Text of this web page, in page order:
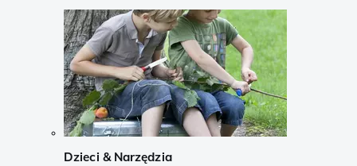
Dzieci & Narzędzia